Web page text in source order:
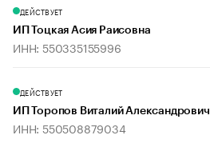
ДЕЙСТВУЕТ
ИП Тоцкая Асия Раисовна
ИНН: 550335155996
ДЕЙСТВУЕТ
ИП Торопов Виталий Александрович
ИНН: 550508879034